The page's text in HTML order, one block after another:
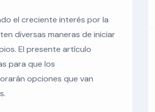
el creciente interés por la
diversas maneras de iniciar
El presente artículo
para que los
opciones que van